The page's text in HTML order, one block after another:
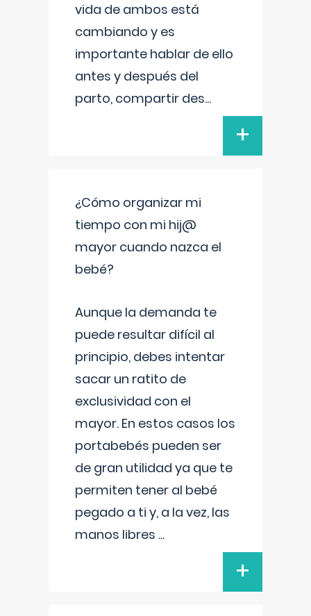
vida de ambos está
cambiando y es
importante hablar de ello
antes y después del
parto, compartir des...
+
¿Cómo organizar mi
tiempo con mi hij@
mayor cuando nazca el
bebé?
Aunque la demanda te
puede resultar difícil al
principio, debes intentar
sacar un ratito de
exclusividad con el
mayor. En estos casos los
portabebés pueden ser
de gran utilidad ya que te
permiten tener al bebé
pegado a ti y, a la vez, las
manos libres ...
+